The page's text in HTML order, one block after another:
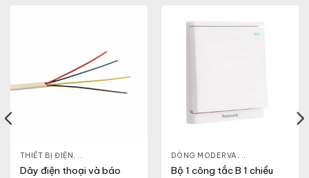
THIẾT BỊ ĐIỆN, DÂY CÁP MẠNG
Dây điện thoại và báo
DÒNG MODERVA , CÔNG TẮC Ổ
Bộ 1 công tắc B 1 chiều